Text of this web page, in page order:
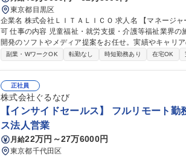
東京都目黒区
企業名 株式会社ＬＩＴＡＬＩＣＯ 求人名 【マネージャー候補】福祉・介護SaaSインサイドセールス/転勤無/副業
可 仕事の内容 児童福祉・就労支援・介護等福祉業界の施設の経営課題を解決するため電話・メールを通じて自社
開発のソフトやメディア提案をお任せ。実績やキャリ
可能。 【詳細】■興味を持っていただいた施設へお電話やメールでアプローチして商談の機会を作ります。■コン
ケティング部署と協業した企画設計や部門間連携によるプロジ
ネージャー候補】福祉・介護SaaSインサイドセールス/
副業・WワークOK 転勤なし 時短勤務あり 在宅OK
正社員
株式会社ぐるなび
【インサイドセールス】 フルリモート
ス法人営業
月給22万円～27万6000円
東京都千代田区